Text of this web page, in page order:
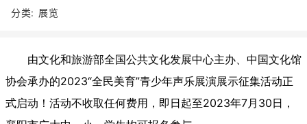
分类: 展览